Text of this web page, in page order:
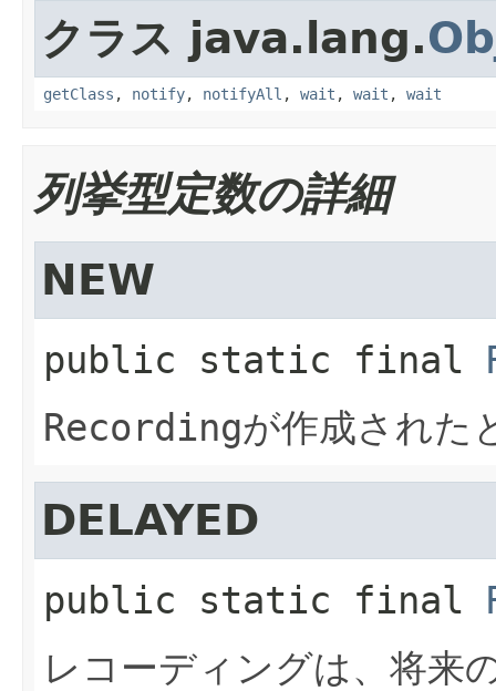
クラス java.lang.
getClass , notify, notifyAll , wait , wait , wait
列挙型定数の詳細
NEW
public static final
Recordingが作成された
DELAYED
public static final
レコーディングは、将来